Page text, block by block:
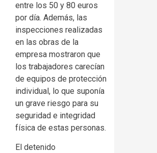
entre los 50 y 80 euros
por día. Además, las
inspecciones realizadas
en las obras de la
empresa mostraron que
los trabajadores carecían
de equipos de protección
individual, lo que suponía
un grave riesgo para su
seguridad e integridad
física de estas personas.
El detenido